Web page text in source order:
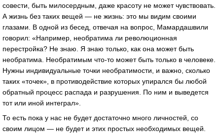
совести, быть милосердным, даже красоту не может чувствовать.
А жизнь без таких вещей — не жизнь: это мы видим своими
глазами. В одной из бесед, отвечая на вопрос, Мамардашвили
говорил: «Например, необратима ли революционная
перестройка? Не знаю. Я знаю только, как она может быть
необратима. Необратимым что-то может быть только в человеке.
Нужны индивидуальные точки необратимости, и важно, сколько
таких «точек», в противодействие которых упирался бы любой
обратный процесс распада и разрушения. По ним и выведется
тот или иной интеграл».
То есть пока у нас не будет достаточно много личностей, со
своим лицом — не будет и этих простых необходимых вещей.